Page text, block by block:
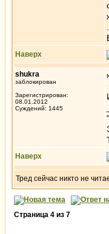
Наверх
shukra
заблокирован
Зарегистрирован:
08.01.2012
Суждений: 1445
Наверх
Тред сейчас никто не
Страница 4 из 7